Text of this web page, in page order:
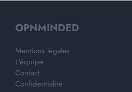
OPNMINDED
Mentions légales
L'équipe
Contact
Confidentialité